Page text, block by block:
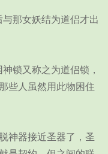
那女妖结为道侣才出
锁又称之为道侣锁，
些人虽然用此物困住
神器接近圣器了，圣